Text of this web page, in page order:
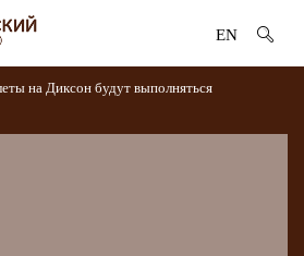
EN
на Диксон будут выполняться